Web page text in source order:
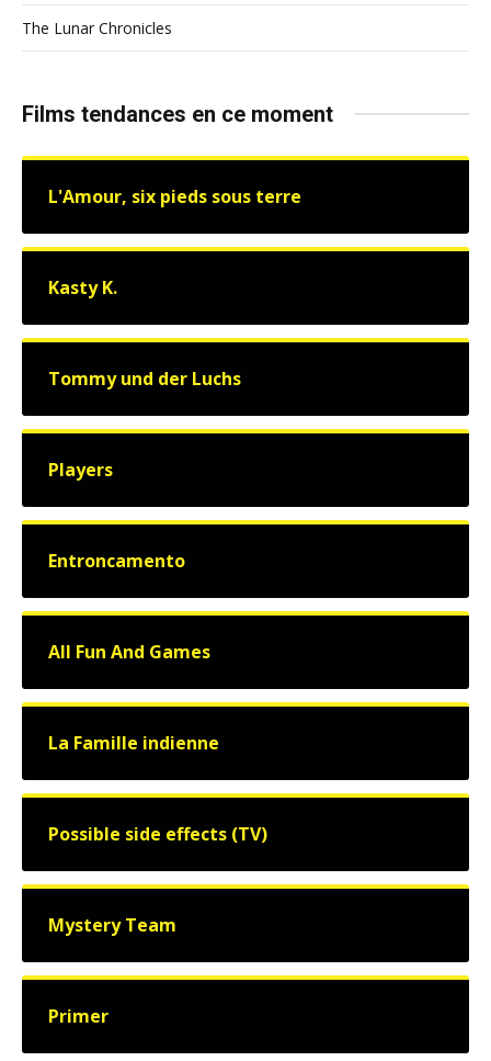
The Lunar Chronicles
Films tendances en ce moment
L'Amour, six pieds sous terre
Kasty K.
Tommy und der Luchs
Players
Entroncamento
All Fun And Games
La Famille indienne
Possible side effects (TV)
Mystery Team
Primer